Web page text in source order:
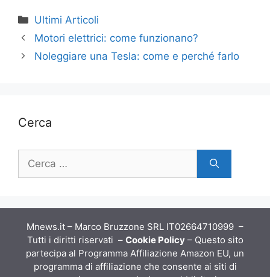
Categorie
Ultimi Articoli
Motori elettrici: come funzionano?
Noleggiare una Tesla: come e perché farlo
Cerca
Ricerca
Mnews.it – Marco Bruzzone SRL IT02664710999 –
Tutti i diritti riservati – Cookie Policy– Questo sito
partecipa al Programma Affiliazione Amazon EU, un
programma di affiliazione che consente ai siti di